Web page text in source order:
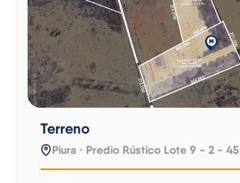
Terreno
Piura · Predio Rústico Lote 9 - 2 - 45